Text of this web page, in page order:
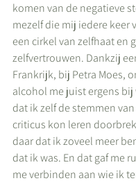
komen van de negatieve
mezelf die mij iedere keer
een cirkel van zelfhaat en
zelfvertrouwen. Dankzij
Frankrijk, bij Petra Moes,
alcohol me juist ergens bij
dat ik zelf de stemmen
criticus kon leren
daar dat ik zoveel meer
dat ik was. En dat gaf me
me verbinden aan wie ik